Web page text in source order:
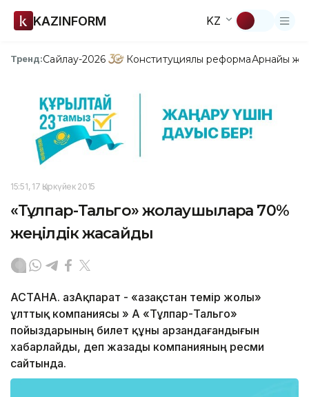
KAZINFORM KZ
Тренд:Сайлау-2026 Конституциялық реформаАрнайы
15:51, 17 Қыркүйек 2015
«Тұлпар-Тальго» жолаушыларға 70%
жеңілдік жасайды
АСТАНА. ҚазАқпарат - «Қазақстан темір жолы»
ұлттық компаниясы » АҚ «Тұлпар-Тальго»
пойыздарының билет құны арзандағандығын
хабарлайды, деп жазады компанияның ресми
сайтында.